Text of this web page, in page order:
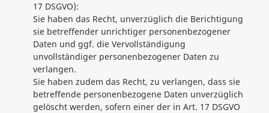
17 DSGVO):
Sie haben das Recht, unverzüglich die Berichtigung
sie betreffender unrichtiger personenbezogener
Daten und ggf. die Vervollständigung
unvollständiger personenbezogener Daten zu
verlangen.
Sie haben zudem das Recht, zu verlangen, dass sie
betreffende personenbezogene Daten unverzüglich
gelöscht werden, sofern einer der in Art. 17 DSGVO